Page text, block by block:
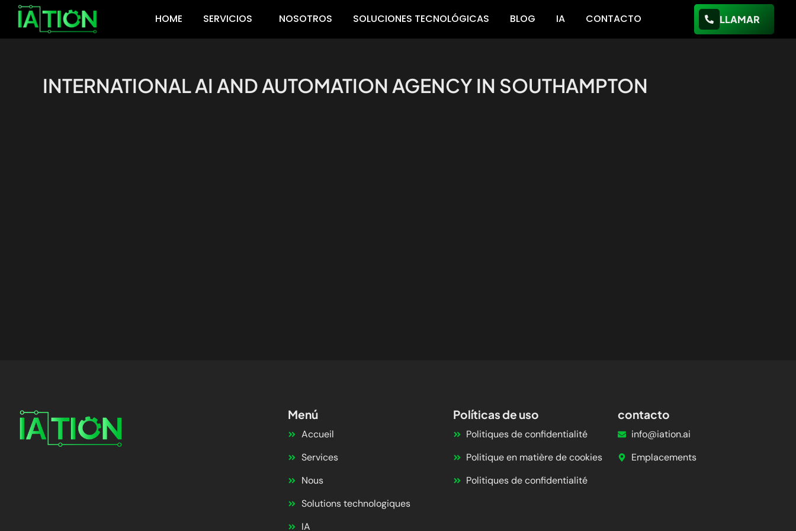
contenido
HOME SERVICIOS NOSOTROS SOLUCIONES TECNOLÓGICAS BLOG IA CONTACTO LLAMAR
INTERNATIONAL AI AND AUTOMATION AGENCY IN SOUTHAMPTON
Menú
Accueil
Services
Nous
Solutions technologiques
IA
Políticas de uso
Politiques de confidentialité
Politique en matière de cookies
Politiques de confidentialité
contacto
info@iation.ai
Emplacements